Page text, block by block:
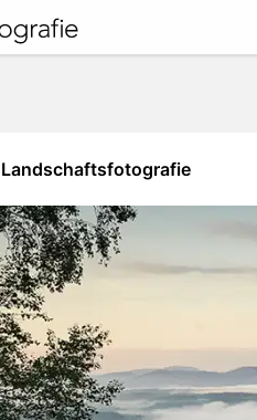
Landschaftsfotografie